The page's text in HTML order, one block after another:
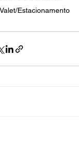
Valet/Estacionamento